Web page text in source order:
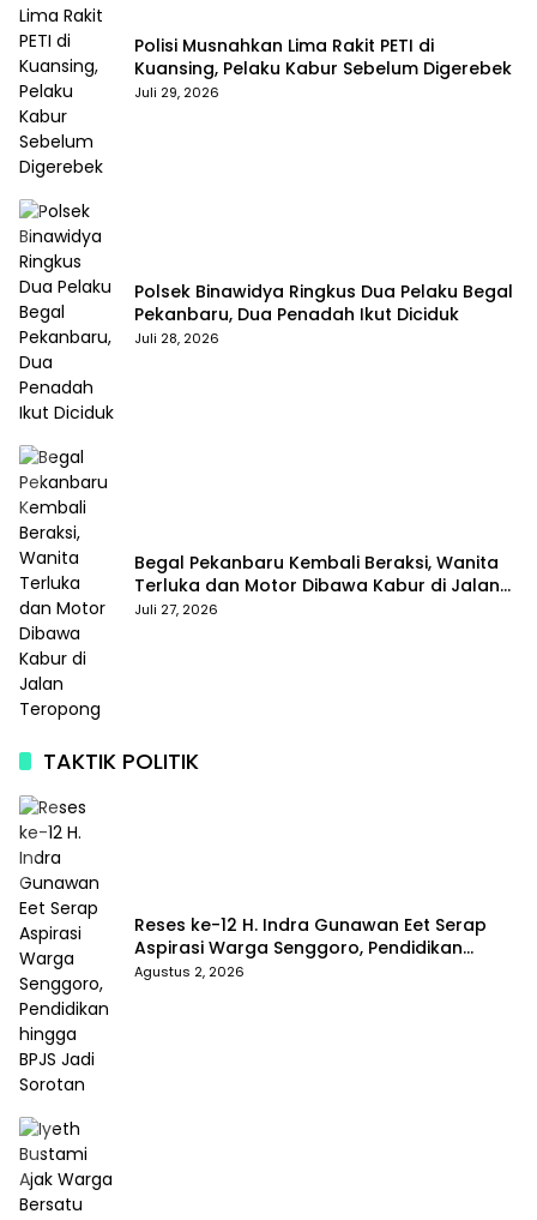
Polisi Musnahkan Lima Rakit PETI di
Kuansing, Pelaku Kabur Sebelum Digerebek
Juli 29, 2026
Polsek Binawidya Ringkus Dua Pelaku Begal
Pekanbaru, Dua Penadah Ikut Diciduk
Juli 28, 2026
Begal Pekanbaru Kembali Beraksi, Wanita
Terluka dan Motor Dibawa Kabur di Jalan
Teropong
Juli 27, 2026
TAKTIK POLITIK
Reses ke-12 H. Indra Gunawan Eet Serap
Aspirasi Warga Senggoro, Pendidikan
hingga BPJS Jadi Sorotan
Agustus 2, 2026